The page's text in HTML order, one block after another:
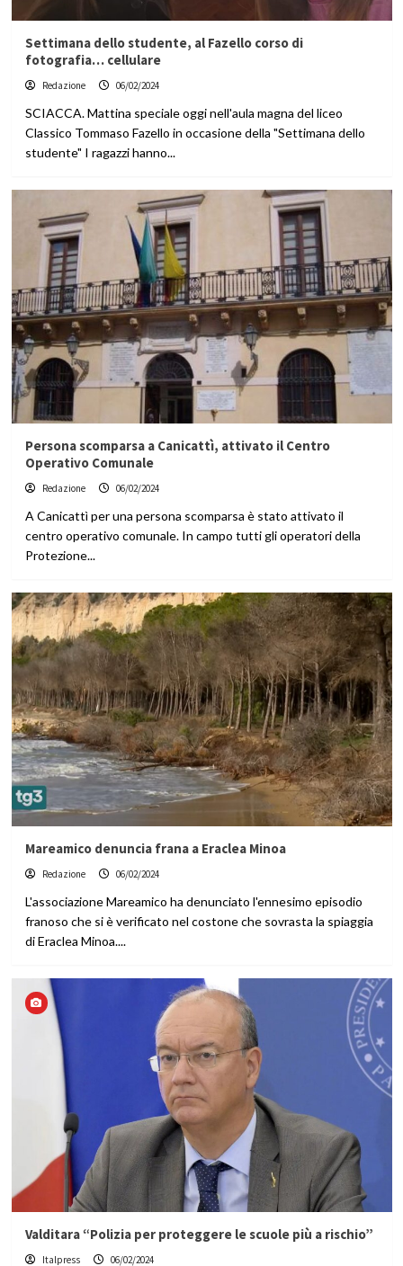
Settimana dello studente, al Fazello corso di
fotografia… cellulare
Redazione 06/02/2024
SCIACCA. Mattina speciale oggi nell'aula magna del liceo
Classico Tommaso Fazello in occasione della "Settimana dello
studente" I ragazzi hanno...
Persona scomparsa a Canicattì, attivato il Centro
Operativo Comunale
Redazione 06/02/2024
A Canicattì per una persona scomparsa è stato attivato il
centro operativo comunale. In campo tutti gli operatori della
Protezione...
Mareamico denuncia frana a Eraclea Minoa
Redazione 06/02/2024
L'associazione Mareamico ha denunciato l'ennesimo episodio
franoso che si è verificato nel costone che sovrasta la spiaggia
di Eraclea Minoa....
Valditara “Polizia per proteggere le scuole più a rischio”
Italpress 06/02/2024